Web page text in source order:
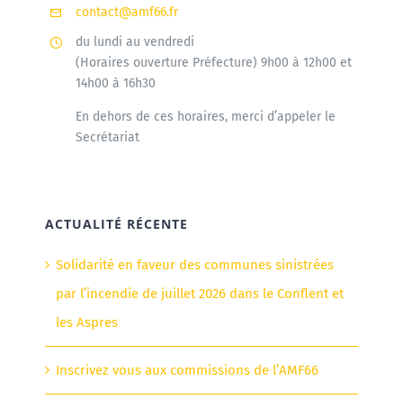
contact@amf66.fr
du lundi au vendredi
(Horaires ouverture Préfecture) 9h00 à 12h00 et
14h00 à 16h30
En dehors de ces horaires, merci d’appeler le
Secrétariat
ACTUALITÉ RÉCENTE
Solidarité en faveur des communes sinistrées
par l’incendie de juillet 2026 dans le Conflent et
les Aspres
Inscrivez vous aux commissions de l’AMF66